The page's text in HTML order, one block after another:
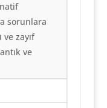
sorunlara
zayıf
ve